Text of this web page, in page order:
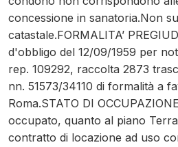
concessione in sanatoria.Non
catastale.FORMALITA’
d'obbligo del 12/09/1959 per
rep. 109292, raccolta 2873
nn. 51573/34110 di formalità a
Roma.STATO DI
occupato, quanto al piano
contratto di locazione ad uso